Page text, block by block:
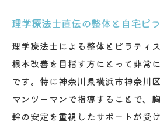
理学療法士直伝の整体と自宅ピ
理学療法士による整体とピラティ
根本改善を目指す方にとって非常
です。特に神奈川県横浜市神奈川
マンツーマンで指導することで、
幹の安定を重視したサポートが受け